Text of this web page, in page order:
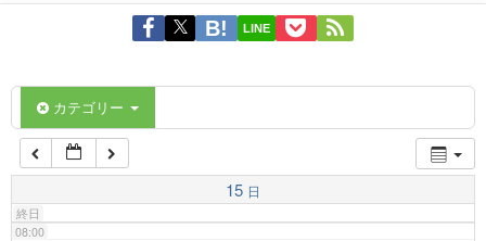
LINE
カテゴリー
15 日
終日
06:00
07:00
08:00